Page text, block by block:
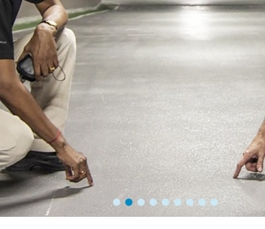
1 2 3 4 5 6 7 8 9